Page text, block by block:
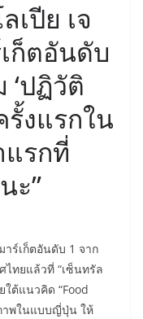
เปีย เจ
ก็ตอันดับ
ปฏิวัติ
รั้งแรกใน
รกที่
ะ”
าร์เก็ตอันดับ 1 จาก
ทยแล้วที่ “เซ็นทรัล
ต้แนวคิด “Food
าพในแบบญี่ปุ่น ให้